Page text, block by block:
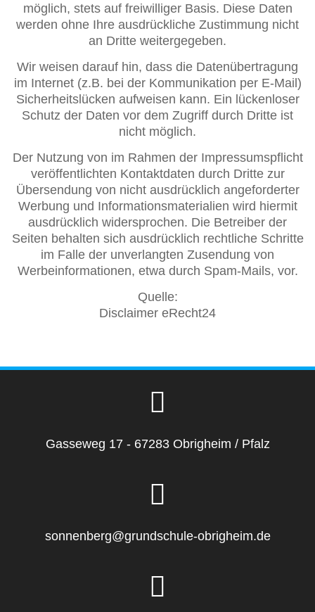
möglich, stets auf freiwilliger Basis. Diese Daten
werden ohne Ihre ausdrückliche Zustimmung nicht
an Dritte weitergegeben.
Wir weisen darauf hin, dass die Datenübertragung
im Internet (z.B. bei der Kommunikation per E-Mail)
Sicherheitslücken aufweisen kann. Ein lückenloser
Schutz der Daten vor dem Zugriff durch Dritte ist
nicht möglich.
Der Nutzung von im Rahmen der Impressumspflicht
veröffentlichten Kontaktdaten durch Dritte zur
Übersendung von nicht ausdrücklich angeforderter
Werbung und Informationsmaterialien wird hiermit
ausdrücklich widersprochen. Die Betreiber der
Seiten behalten sich ausdrücklich rechtliche Schritte
im Falle der unverlangten Zusendung von
Werbeinformationen, etwa durch Spam-Mails, vor.
Quelle:
Disclaimer eRecht24
Gasseweg 17 - 67283 Obrigheim / Pfalz
sonnenberg@grundschule-obrigheim.de